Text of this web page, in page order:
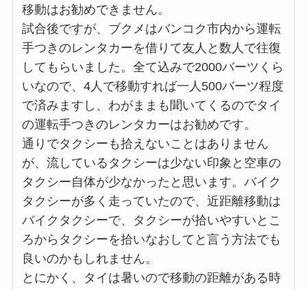
移動はお勧めできません。
試合後ですが、ブクメはバンコク市内から運転
手つきのレンタカーを借りて友人と数人で往復
してもらいました。全て込みで2000バーツくら
いなので、4人で移動すれば一人500バーツ程度
で済みますし、わがままも聞いてくるのでタイ
の運転手つきのレンタカーはお勧めです。
通りでタクシーも拾えないことはありません
が、流しているタクシーは少ない印象と空車の
タクシー自体が少なかったと思います。バイク
タクシーが多く走っていたので、近距離移動は
バイクタクシーで、タクシーが拾いやすいとこ
ろからタクシーを拾いなおしてと言う方法でも
良いのかもしれません。
とにかく、タイは暑いので移動の距離がある時